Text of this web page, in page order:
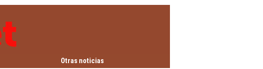
Otras noticias